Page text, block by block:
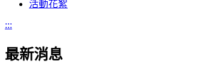
活動花絮
:::
最新消息